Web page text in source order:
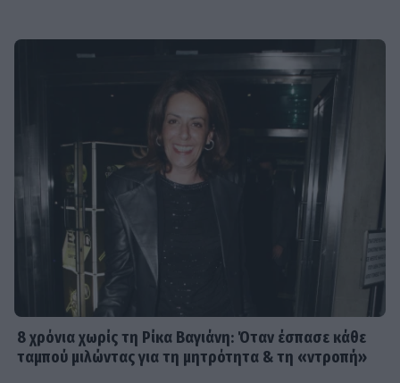
8 χρόνια χωρίς τη Ρίκα Βαγιάνη: Όταν έσπασε κάθε
ταμπού μιλώντας για τη μητρότητα & τη «ντροπή»